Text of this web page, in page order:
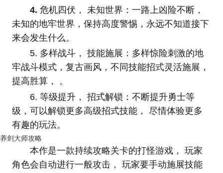
4. 危机四伏， 未知世界：一路上凶险不断，
未知的地牢世界，保持高度警惕，永远不知道接下
来会发生什么。
5. 多样战斗， 技能施展：多样惊险刺激的地
牢战斗模式，复古画风，不同技能招式灵活施展，
提高胜算， 。
6. 等级提升， 招式解锁：不断提升勇士等
级，可以解锁更多高级招式技能， 尽情体验更多
有趣的玩法。
养剑大师攻略
本作是一款持续攻略关卡的打怪游戏， 玩家
角色会自动进行一般攻击， 玩家要手动施展技能